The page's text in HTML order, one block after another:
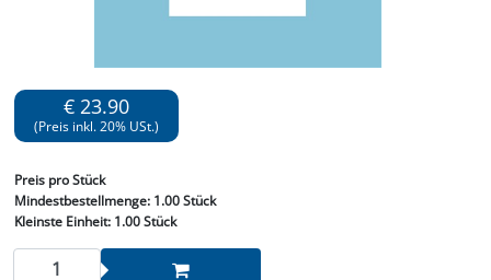
€ 23.90
(Preis inkl. 20% USt.)
Preis pro Stück
Mindestbestellmenge: 1.00 Stück
Kleinste Einheit:1.00 Stück